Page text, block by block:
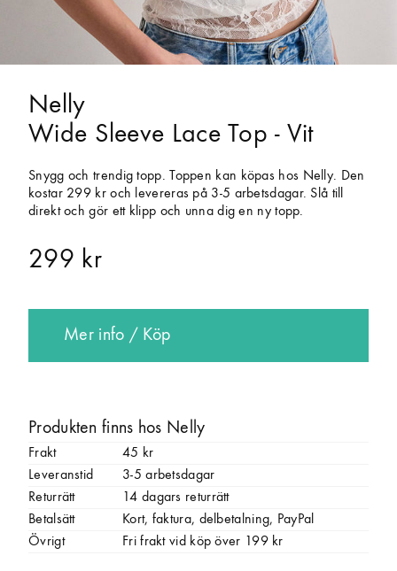
Nelly
Wide Sleeve Lace Top - Vit
Snygg och trendig topp. Toppen kan köpas hos Nelly. Den
kostar 299 kr och levereras på 3-5 arbetsdagar. Slå till
direkt och gör ett klipp och unna dig en ny topp.
299 kr
Mer info / Köp
Produkten finns hos Nelly
Frakt
45 kr
Leveranstid
3-5 arbetsdagar
Returrätt
14 dagars returrätt
Betalsätt
Kort, faktura, delbetalning, PayPal
Övrigt
Fri frakt vid köp över 199 kr